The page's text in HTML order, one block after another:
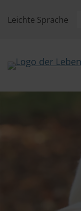
Leichte Sprache